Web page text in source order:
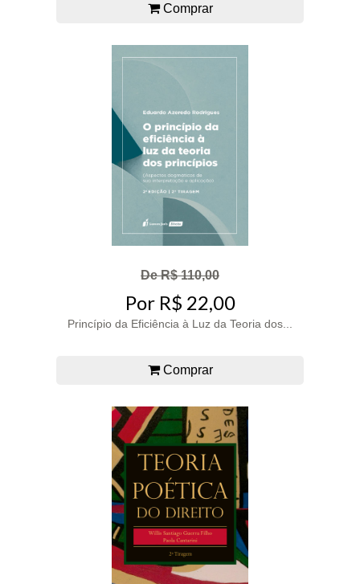
Comprar
De R$ 110,00
Por R$ 22,00
Princípio da Eficiência à Luz da Teoria dos...
Comprar